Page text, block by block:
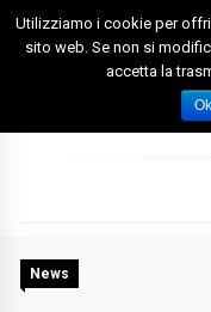
Skip
Foggia News
News
Utilizziamo i cookie per
sito web. Se non si
accetta la
Ok